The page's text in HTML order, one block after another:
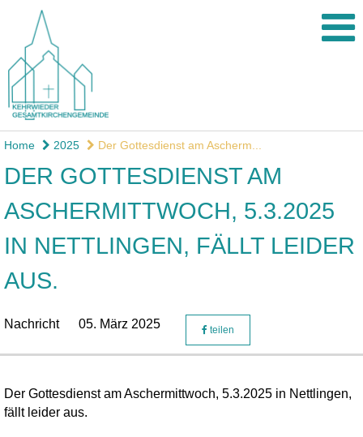
Home 2025 Der Gottesdienst am Ascherm...
DER GOTTESDIENST AM
ASCHERMITTWOCH, 5.3.2025
IN NETTLINGEN, FÄLLT LEIDER
AUS.
Nachricht 05. März 2025 teilen
Der Gottesdienst am Aschermittwoch, 5.3.2025 in Nettlingen,
fällt leider aus.